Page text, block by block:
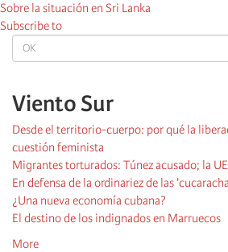
OK
Viento Sur
Desde el territorio-cuerpo: por qué la
cuestión feminista
Migrantes torturados: Túnez acusado; la
En defensa de la ordinariez de las
¿Una nueva economía cubana?
El destino de los indignados en Marruecos
More
Sobre la situación en Sri Lanka
Subscribe to